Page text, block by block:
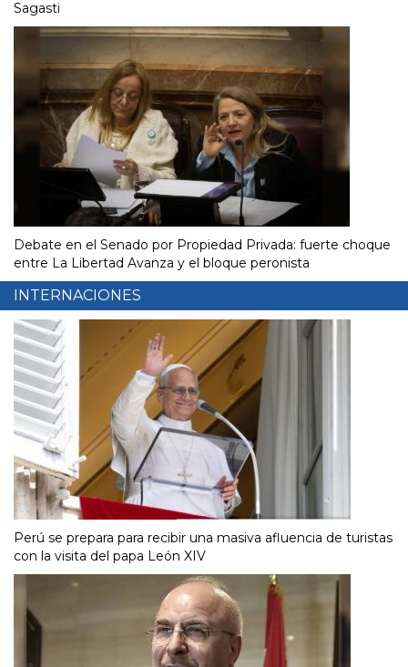
Sagasti
Debate en el Senado por Propiedad Privada: fuerte choque
entre La Libertad Avanza y el bloque peronista
INTERNACIONES
Perú se prepara para recibir una masiva afluencia de turistas
con la visita del papa León XIV